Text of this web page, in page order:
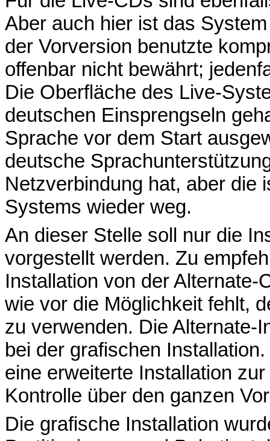
Aber auch hier ist das
der Vorversion benutzte
offenbar nicht bewährt;
Die Oberfläche des Live-
deutschen Einsprengseln
Sprache vor dem Start
deutsche
Netzverbindung hat, aber die
Systems wieder weg.
An dieser Stelle soll nur die
vorgestellt werden. Zu
Installation von der
wie vor die Möglichkeit fehlt,
zu verwenden. Die Alternate-
bei der grafischen
eine erweiterte Installation
Kontrolle über den ganzen
Die grafische Installation